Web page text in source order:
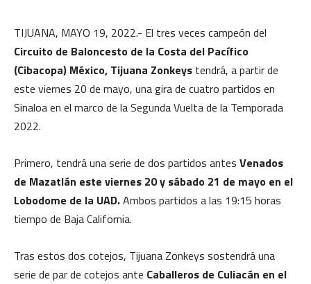
TIJUANA, MAYO 19, 2022.- El tres veces campeón del
Circuito de Baloncesto de la Costa del Pacífico
(Cibacopa) México, Tijuana Zonkeys tendrá, a partir de
este viernes 20 de mayo, una gira de cuatro partidos en
Sinaloa en el marco de la Segunda Vuelta de la Temporada
2022.
Primero, tendrá una serie de dos partidos antes Venados
de Mazatlán este viernes 20 y sábado 21 de mayo en el
Lobodome de la UAD.Ambos partidos a las 19:15 horas
tiempo de Baja California.
Tras estos dos cotejos, Tijuana Zonkeys sostendrá una
serie de par de cotejos ante Caballeros de Culiacán en el